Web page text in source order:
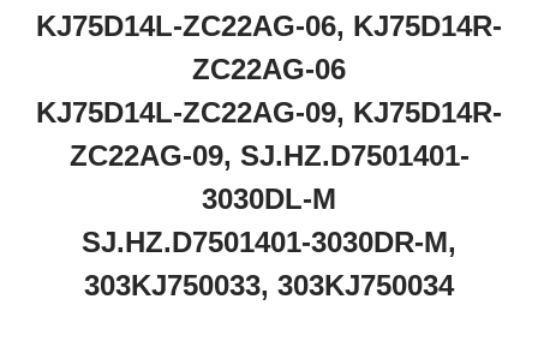
KJ75D14L-ZC22AG-06, KJ75D14R-
ZC22AG-06
KJ75D14L-ZC22AG-09, KJ75D14R-
ZC22AG-09, SJ.HZ.D7501401-
3030DL-M
SJ.HZ.D7501401-3030DR-M,
303KJ750033, 303KJ750034